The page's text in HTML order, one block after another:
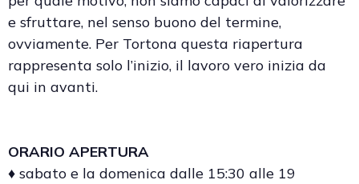
e sfruttare, nel senso buono del termine,
ovviamente. Per Tortona questa riapertura
rappresenta solo l’inizio, il lavoro vero inizia da
qui in avanti.
ORARIO APERTURA
♦ sabato e la domenica dalle 15:30 alle 19